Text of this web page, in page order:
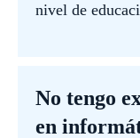
nivel de
No tengo
en